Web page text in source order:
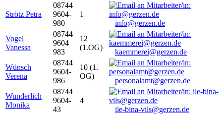
Strötz Petra
08744
9604-
980
1
info@gerzen.de
Vogel
Vanessa
08744
9604
983
12
(1.OG)
kaemmerei@gerzen.de
Wünsch
Verena
08744
9604-
986
10 (1.
OG)
personalamt@gerzen.de
Wunderlich
Monika
08744
9604-
43
4
ile-bina-vils@gerzen.de